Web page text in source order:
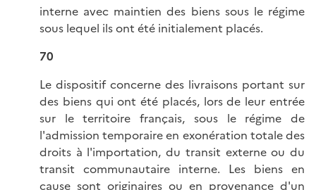
interne avec maintien des biens sous le régime
sous lequel ils ont été initialement placés.
70
Le dispositif concerne des livraisons portant sur
des biens qui ont été placés, lors de leur entrée
sur le territoire français, sous le régime de
l'admission temporaire en exonération totale des
droits à l'importation, du transit externe ou du
transit communautaire interne. Les biens en
cause sont originaires ou en provenance d'un